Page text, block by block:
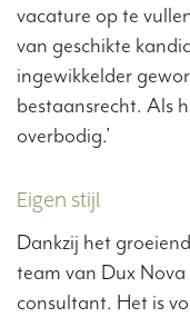
vacature op te
van geschikte
ingewikkelder
bestaansrecht. Als
overbodig.’
Eigen stijl
Dankzij het
team van Dux
consultant. Het is